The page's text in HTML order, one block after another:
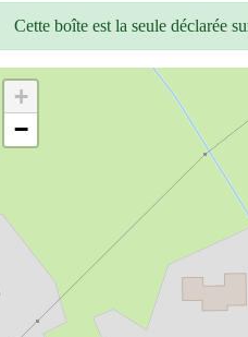
Cette boîte est la seule déclarée
+
−